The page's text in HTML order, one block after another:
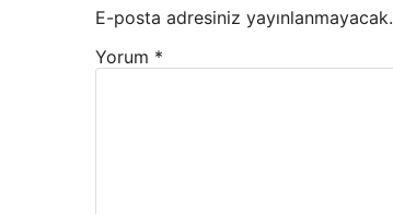
E-posta adresiniz yayınlanmayacak.
Yorum *